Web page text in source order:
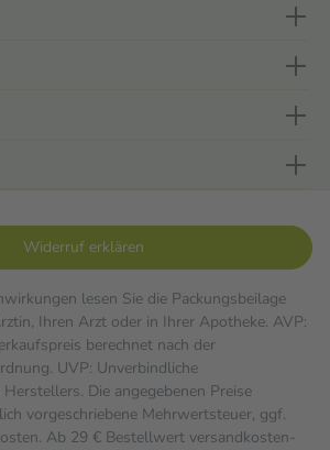
Widerruf erklären
lesen Sie die Packungsbeilage
Ihren Arzt oder in Ihrer Apotheke. AVP:
berechnet nach der
UVP: Unverbindliche
Die angegebenen Preise
vorgeschriebene Mehrwertsteuer, ggf.
Ab 29 € Bestell­wert versand­kosten­